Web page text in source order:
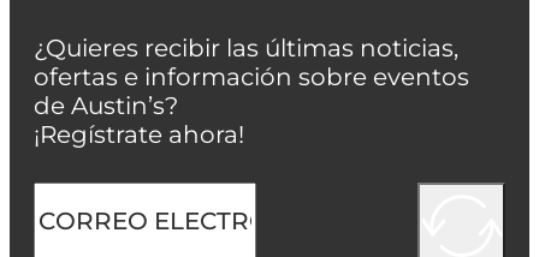
¿Quieres recibir las últimas noticias,
ofertas e información sobre eventos
de Austin’s?
¡Regístrate ahora!